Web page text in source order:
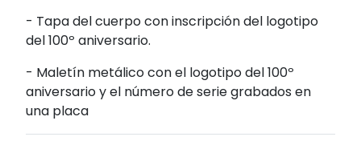
- Tapa del cuerpo con inscripción del logotipo
del 100º aniversario.
- Maletín metálico con el logotipo del 100º
aniversario y el número de serie grabados en
una placa